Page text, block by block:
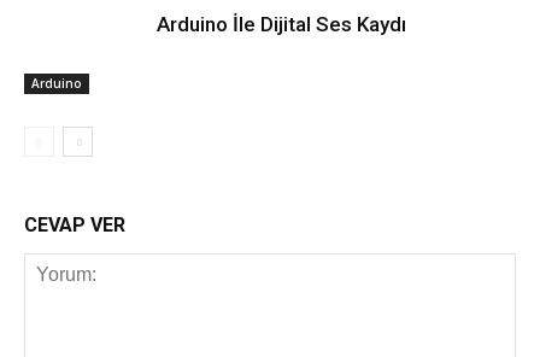
Arduino
Arduino İle Dijital Ses Kaydı
CEVAP VER